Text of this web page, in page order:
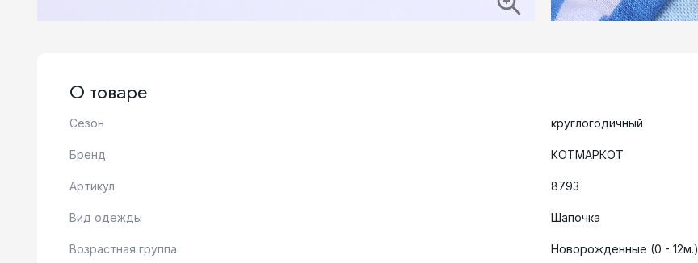
О товаре
Сезон круглогодичный
Бренд КОТМАРКОТ
Артикул 8793
Вид одежды Шапочка
Возрастная группа Новорожденные (0 - 12м.)